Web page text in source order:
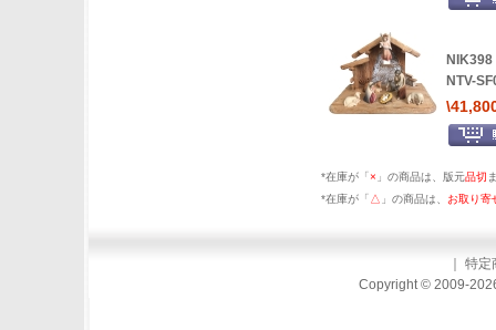
NTV-
*在庫が「× 」の商品は、版元品切
*在庫が「△ 」の商品は、 お取り寄
特定
Copyright © 2009-